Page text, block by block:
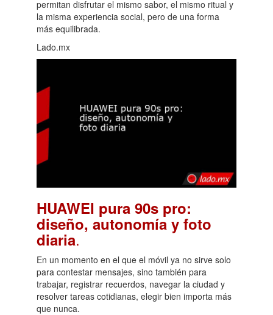
permitan disfrutar el mismo sabor, el mismo ritual y
la misma experiencia social, pero de una forma
más equilibrada.
Lado.mx
HUAWEI pura 90s pro:
diseño, autonomía y foto
diaria.
En un momento en el que el móvil ya no sirve solo
para contestar mensajes, sino también para
trabajar, registrar recuerdos, navegar la ciudad y
resolver tareas cotidianas, elegir bien importa más
que nunca.